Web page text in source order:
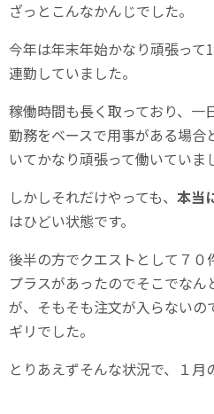
ざっとこんなかんじでした。
今年は年末年始かなり頑張って
連勤していました。
稼働時間も長く取っており、一
勤務をベースで用事がある場合
いてかなり頑張って働いていま
しかしそれだけやっても、 本当
はひどい状態です。
後半の方でクエストとして７
プラスがあったのでそこでな
が、そもそも注文が入らないの
ギリでした。
とりあえずそんな状況で、１